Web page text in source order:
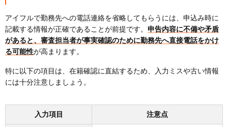
アイフルで勤務先への電話連絡を省略してもらうには、申込み時に
記載する情報が正確であることが前提です。 申告内容に不備や矛盾
があると、審査担当者が事実確認のために勤務先へ直接電話をかけ
る可能性が高まります。
特に以下の項目は、在籍確認に直結するため、入力ミスや古い情報
には十分注意しましょう。
入力項目 注意点